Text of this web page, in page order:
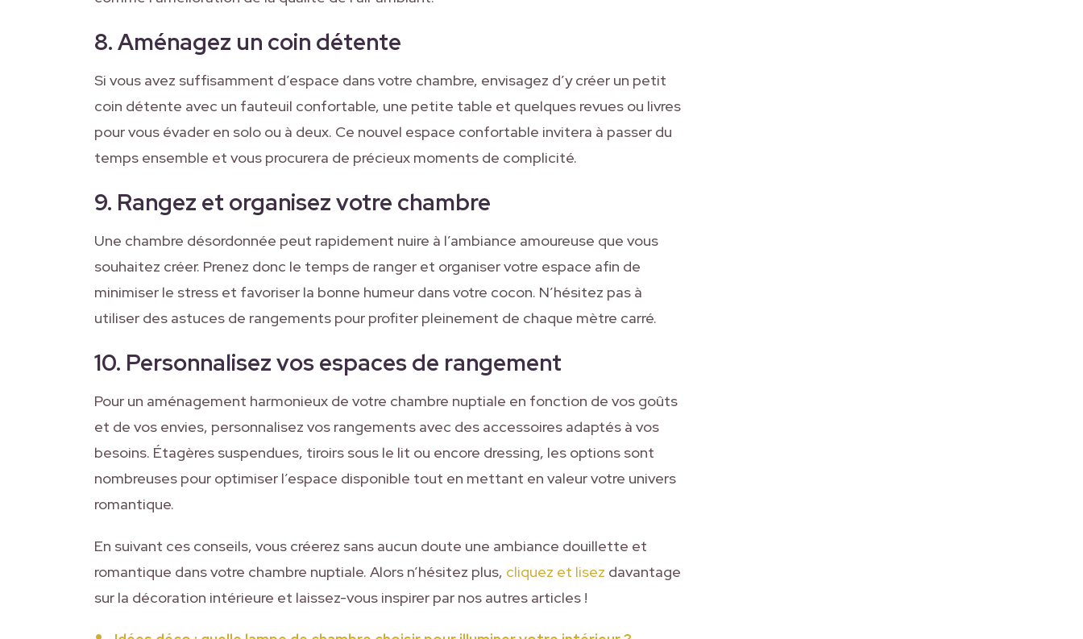
8. Aménagez un coin détente
Si vous avez suffisamment d’espace dans votre chambre, envisagez d’y créer un petit
coin détente avec un fauteuil confortable, une petite table et quelques revues ou livres
pour vous évader en solo ou à deux. Ce nouvel espace confortable invitera à passer du
temps ensemble et vous procurera de précieux moments de complicité.
9. Rangez et organisez votre chambre
Une chambre désordonnée peut rapidement nuire à l’ambiance amoureuse que vous
souhaitez créer. Prenez donc le temps de ranger et organiser votre espace afin de
minimiser le stress et favoriser la bonne humeur dans votre cocon. N’hésitez pas à
utiliser des astuces de rangements pour profiter pleinement de chaque mètre carré.
10. Personnalisez vos espaces de rangement
Pour un aménagement harmonieux de votre chambre nuptiale en fonction de vos goûts
et de vos envies, personnalisez vos rangements avec des accessoires adaptés à vos
besoins. Étagères suspendues, tiroirs sous le lit ou encore dressing, les options sont
nombreuses pour optimiser l’espace disponible tout en mettant en valeur votre univers
romantique.
En suivant ces conseils, vous créerez sans aucun doute une ambiance douillette et
romantique dans votre chambre nuptiale. Alors n’hésitez plus, cliquez et lisez davantage
sur la décoration intérieure et laissez-vous inspirer par nos autres articles !